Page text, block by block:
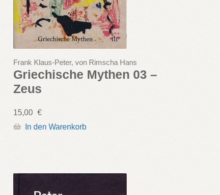
Frank Klaus-Peter, von Rimscha Hans
Griechische Mythen 03 –
Zeus
15,00 €
In den Warenkorb